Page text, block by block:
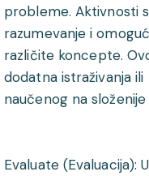
probleme. Aktivnosti
razumevanje i
različite koncepte.
dodatna istraživanja
naučenog na
Evaluate (Evaluacija):